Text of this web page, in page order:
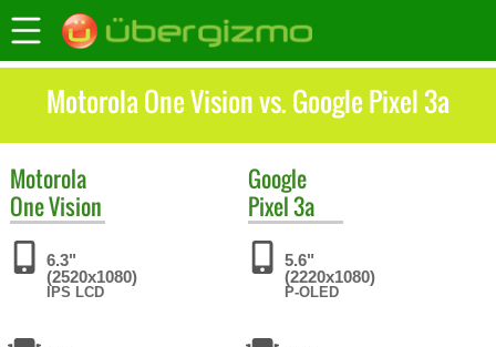
Motorola One Vision vs. Google Pixel 3a
Motorola
One Vision
6.3"
(2520x1080)
IPS LCD
Google
Pixel 3a
5.6"
(2220x1080)
P-OLED